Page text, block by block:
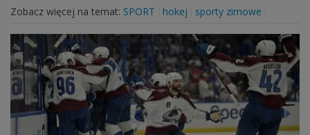
Zobacz więcej na temat: SPORT hokej sporty zimowe